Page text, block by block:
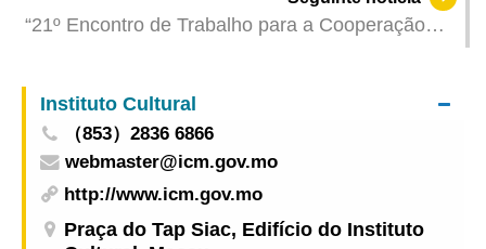
Carneiro reabre ao público a partir de 17 de Maio
“21º Encontro de Trabalho para a Cooperação
Macau” realizado em Macau
Instituto Cultural
（853）2836 6866
webmaster@icm.gov.mo
http://www.icm.gov.mo
Praça do Tap Siac, Edifício do Instituto